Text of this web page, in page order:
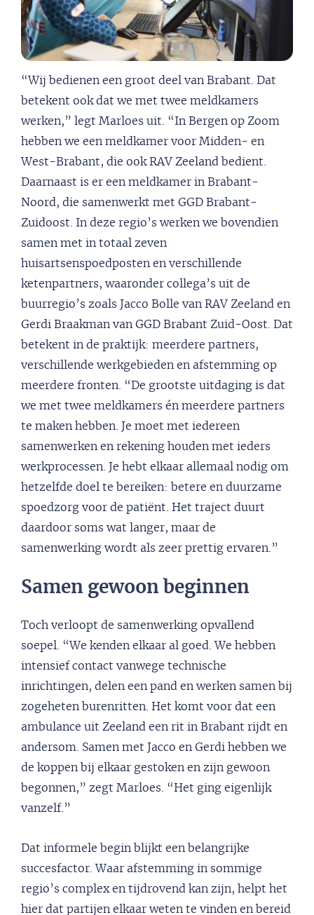
“Wij bedienen een groot deel van Brabant. Dat
betekent ook dat we met twee meldkamers
werken,” legt Marloes uit. “In Bergen op Zoom
hebben we een meldkamer voor Midden- en
West-Brabant, die ook RAV Zeeland bedient.
Daarnaast is er een meldkamer in Brabant-
Noord, die samenwerkt met GGD Brabant-
Zuidoost. In deze regio’s werken we bovendien
samen met in totaal zeven
huisartsenspoedposten en verschillende
ketenpartners, waaronder collega’s uit de
buurregio’s zoals Jacco Bolle van RAV Zeeland en
Gerdi Braakman van GGD Brabant Zuid-Oost. Dat
betekent in de praktijk: meerdere partners,
verschillende werkgebieden en afstemming op
meerdere fronten. “De grootste uitdaging is dat
we met twee meldkamers én meerdere partners
te maken hebben. Je moet met iedereen
samenwerken en rekening houden met ieders
werkprocessen. Je hebt elkaar allemaal nodig om
hetzelfde doel te bereiken: betere en duurzame
spoedzorg voor de patiënt. Het traject duurt
daardoor soms wat langer, maar de
samenwerking wordt als zeer prettig ervaren.”
Samen gewoon beginnen
Toch verloopt de samenwerking opvallend
soepel. “We kenden elkaar al goed. We hebben
intensief contact vanwege technische
inrichtingen, delen een pand en werken samen bij
zogeheten burenritten. Het komt voor dat een
ambulance uit Zeeland een rit in Brabant rijdt en
andersom. Samen met Jacco en Gerdi hebben we
de koppen bij elkaar gestoken en zijn gewoon
begonnen,” zegt Marloes. “Het ging eigenlijk
vanzelf.”
Dat informele begin blijkt een belangrijke
succesfactor. Waar afstemming in sommige
regio’s complex en tijdrovend kan zijn, helpt het
hier dat partijen elkaar weten te vinden en bereid